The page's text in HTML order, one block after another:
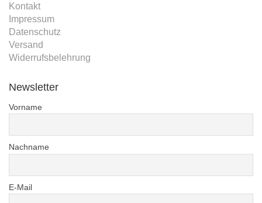
Kontakt
Impressum
Datenschutz
Versand
Widerrufsbelehrung
Newsletter
Vorname
Nachname
E-Mail